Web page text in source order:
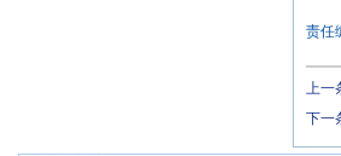
责任
上一
下一